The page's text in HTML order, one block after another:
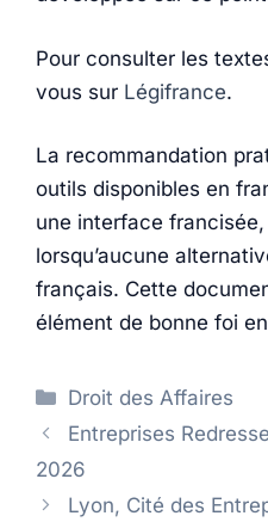
Pour consulter les
vous sur Légifrance.
La recommandation
outils disponibles en
une interface
lorsqu’aucune
français. Cette
élément de bonne foi
Catégories
Droit des Affaires
Entreprises
2026
Lyon, Cité des